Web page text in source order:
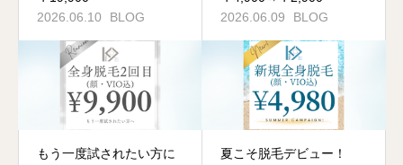
2026.06.10
BLOG
2026.06.09
BLOG
もう一度試されたい方に
夏こそ脱毛デビュー！